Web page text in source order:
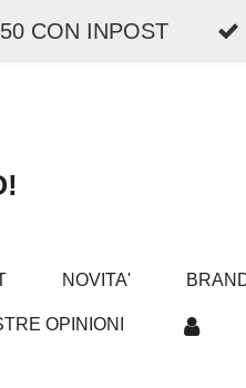
CON INPOST
NOVITA'
OPINIONI